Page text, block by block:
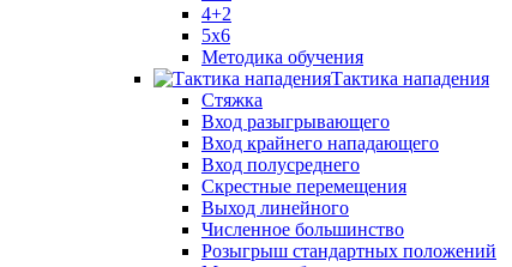
4+2
5x6
Методика обучения
Тактика нападения
Стяжка
Вход разыгрывающего
Вход крайнего нападающего
Вход полусреднего
Скрестные перемещения
Выход линейного
Численное большинство
Розыгрыш стандартных положений